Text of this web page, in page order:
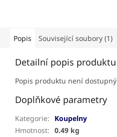
Popis Související soubory (1)
Detailní popis produktu
Popis produktu není dostupný
Doplňkové parametry
Kategorie:
Koupelny
Hmotnost: 0.49 kg